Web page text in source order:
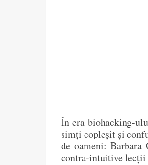
În era biohacking-
simți copleșit și
de oameni:
contra-intuitive lecții